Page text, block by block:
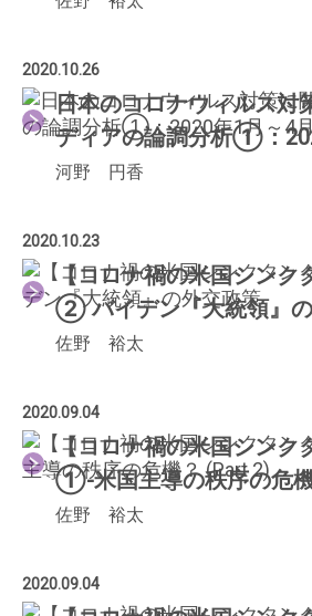
2020.10.26
日本のコロナウィルス対
ディアの論調分析①：
河野 円香
2020.10.23
【コロナ禍の米国シンク
② バイデン『大統領』
佐野 裕太
2020.09.04
【コロナ禍の米国シンク
①-米国主導の秩序の危
佐野 裕太
2020.09.04